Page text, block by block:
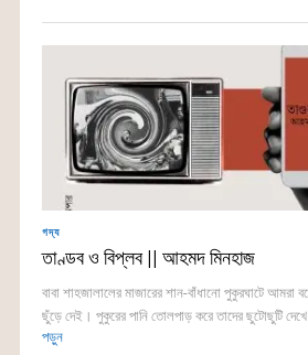
গদ্য
তাণ্ডব ও বিপ্লব || আহমদ মিনহাজ
বাবা শাহজালালের মাজারের শান-বাঁধানো পুকুরঘাটে আমরা
ছুঁড়ে দেই। পুকুরের পানি তোলপাড় করে তাদের ছুটোছুটি
পড়ুন